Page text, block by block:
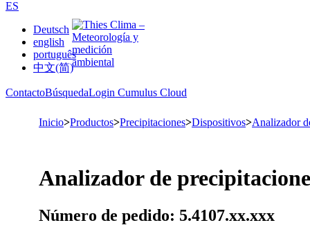
ES
Deutsch
english
português
中文(简)
ContactoBúsquedaLogin Cumulus Cloud
Inicio>Productos>Precipitaciones>Dispositivos>Analizador
Analizador de
Número de pedido: 5.4107.xx.xxx